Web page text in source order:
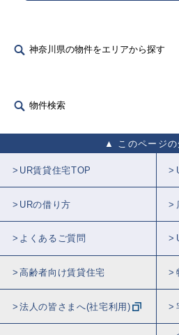
神奈川県の物件をエリアから探す
物件検索
このページ
UR賃貸住宅TOP
URの借り方
よくあるご質問
高齢者向け賃貸住宅
法人の皆さまへ(社宅利用)